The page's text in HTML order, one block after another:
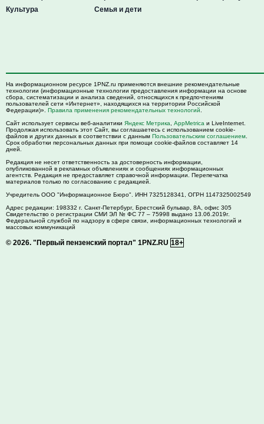
Культура
Семья и дети
На информационном ресурсе 1PNZ.ru применяются внешние рекомендательные
технологии (информационные технологии предоставления информации на основе
сбора, систематизации и анализа сведений, относящихся к предпочтениям
пользователей сети «Интернет», находящихся на территории Российской
Федерации)». Правила применения рекомендательных технологий
Сайт использует сервисы веб-аналитики Яндекс Метрика AppMetrica и LiveInternet.
Продолжая использовать этот Сайт, вы соглашаетесь с использованием cookie-
файлов и других данных в соответствии с данным Пользовательским соглашением
Срок обработки персональных данных при помощи cookie-файлов составляет 14
дней.
Редакция не несет ответственность за достоверность информации,
опубликованной в рекламных объявлениях и сообщениях информационных
агентств. Редакция не предоставляет справочной информации. Перепечатка
материалов только по согласованию с редакцией.
Учредитель ООО "Информационное Бюро". ИНН 7325128341, ОГРН 1147325002549
Адрес редакции: 198332 г. Санкт-Петербург, Брестский бульвар, 8А, офис 305
Свидетельство о регистрации СМИ ЭЛ № ФС 77 – 75998 выдано 13.06.2019г.
Федеральной службой по надзору в сфере связи, информационных технологий и
массовых коммуникаций
© 2026. "Первый пензенский портал" 1PNZ.RU 18+